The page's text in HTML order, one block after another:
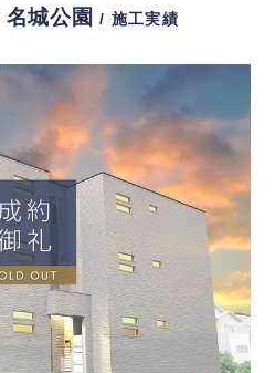
城公園 / 施工実績